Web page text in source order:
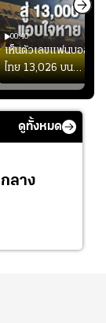
00:40
เห็นตัวเลขแฟนบอล
ไทย 13,026 บน
สกอร์บอร์ดแล้วแอบ
ใจหาย น้อยกว่านัดที่
แล้วเจอมาเลเซียตั้ง
ดูทั้งหมด
ลาง